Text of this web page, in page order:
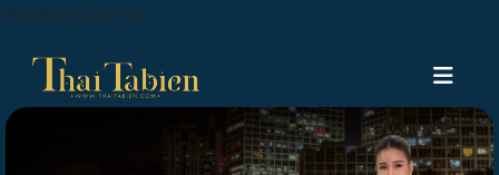
thaitabien.com.har